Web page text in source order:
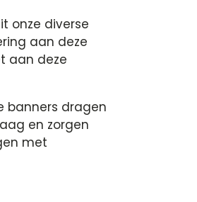
onze diverse
aan deze
aan deze
banners dragen
en zorgen
met